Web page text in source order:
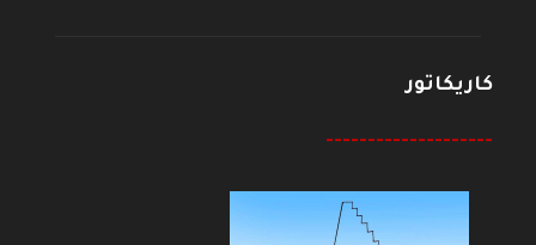
كاريكاتور
--------------------